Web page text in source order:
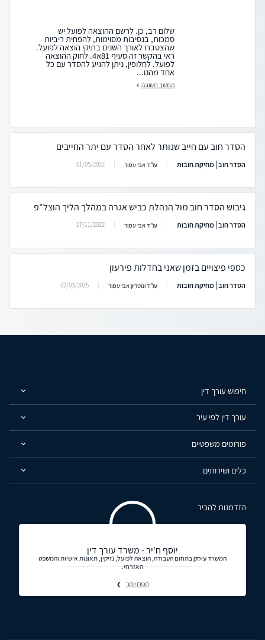
שלום רב, כן. לרשם ההוצאה לפועל יש
סמכות, בנסיבות מסוימות, להפחית ריביות
שהצטברו לאורך השנים בתיקי הוצאה לפועל.
ראי בהקשר זה סעיף 81א4. לחוק ההוצאה
לפועל. לחלופין, ניתן להגיע להסדר עם כל
אחד מהנו...
המשך תשובה
הסדר חוב עם חייב שנותר לאחר הסדר עם יתר החייבים
הסדר חוב | מחיקת חובות עו"ד אבי עמור 01/05/2022
גיבוש הסדר חוב מול הנהלת כביש אגרה במהלך הליך הוצל"פ
הסדר חוב | מחיקת חובות עו"ד אבי עמור 17/11/2022
כספי פיצויים בזמן שאני בחדלות פירעון
הסדר חוב | מחיקת חובות עו"ד ונוטריון אבי עמור 02/03/2025
חיפוש עורך דין
עורך דין לפי עיר
פורומים משפטיים
כלים ושירותים
הזדמנות להכיר
יוסף ח'יר - משרד עורך דין
המשרד עוסק בתחום העבודה, הוצאה לפועל, נזיקין, תאונות אישיות והמשפט
האזרחי.
תכירו יותר